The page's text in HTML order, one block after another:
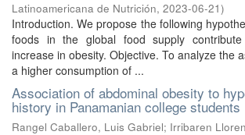
Latinoamericana de Nutrición, 2023-06-21)
Introduction. We propose the following
foods in the global food supply
increase in obesity. Objective. To analyze the
a higher consumption of ...
Association of abdominal obesity to
history in Panamanian college students
Rangel Caballero, Luis Gabriel; Irribaren